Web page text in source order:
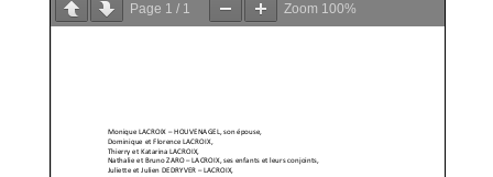
Page 1 / 1 Zoom 100%